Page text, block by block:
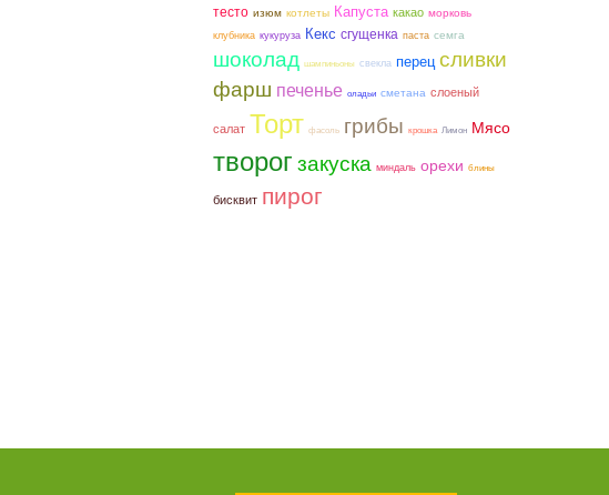
тесто изюм котлеты Капуста какао морковь
клубника кукуруза Кекс сгущенка паста семга
шоколад шампиньоны свекла перец сливки
фарш печенье оладьи сметана слоеный
салат Торт фасоль грибы крошка Лимон Мясо
творогзакуска миндаль орехи блины
бисквит пирог